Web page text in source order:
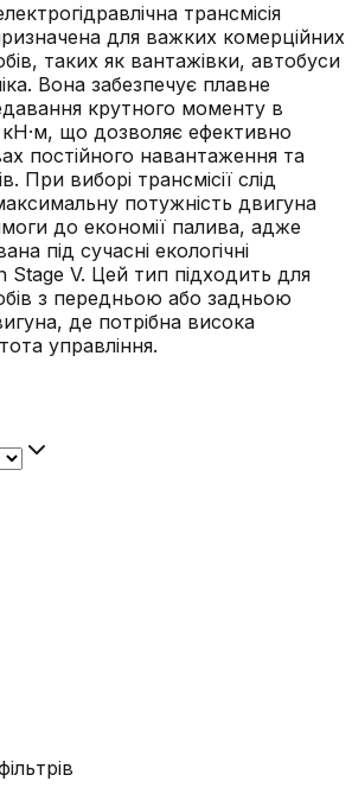
трансмісія
для важких комерційних
таких як вантажівки, автобуси
Вона забезпечує плавне
крутного моменту в
кН·м, що дозволяє ефективно
постійного навантаження та
При виборі трансмісії слід
потужність двигуна
до економії палива, адже
під сучасні екологічні
Stage V. Цей тип підходить для
з передньою або задньою
де потрібна висока
управління.